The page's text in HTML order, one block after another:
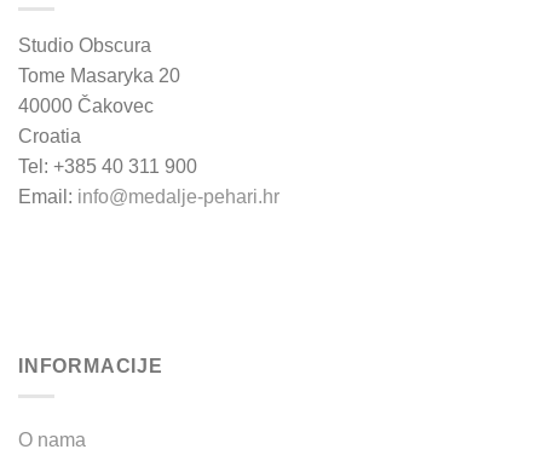
Studio Obscura
Tome Masaryka 20
40000 Čakovec
Croatia
Tel: +385 40 311 900
Email: info@medalje-pehari.hr
INFORMACIJE
O nama